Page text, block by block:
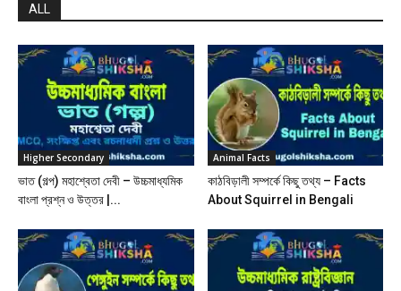
ALL
Higher Secondary
ভাত (গল্প) মহাশ্বেতা দেবী – উচ্চমাধ্যমিক
বাংলা প্রশ্ন ও উত্তর |...
Animal Facts
কাঠবিড়ালী সম্পর্কে কিছু তথ্য – Facts
About Squirrel in Bengali